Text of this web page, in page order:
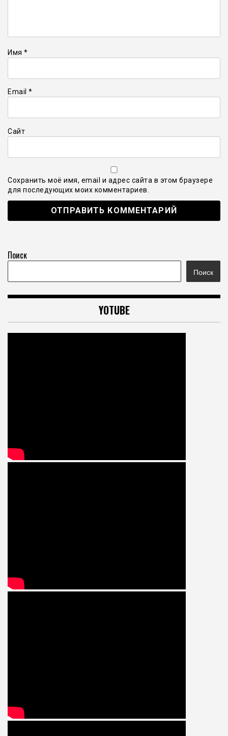
Имя *
Email *
Сайт
Сохранить моё имя, email и адрес сайта в этом браузере
для последующих моих комментариев.
Поиск
Поиск
YOTUBE